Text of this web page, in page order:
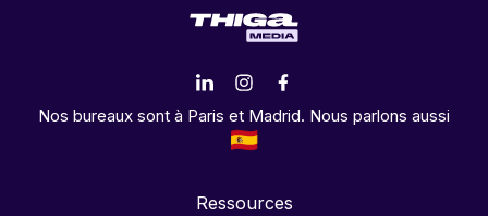
Nos bureaux sont à Paris et Madrid. Nous parlons aussi
Ressources